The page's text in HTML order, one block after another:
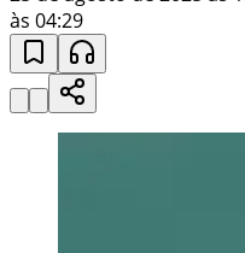
às 04:29